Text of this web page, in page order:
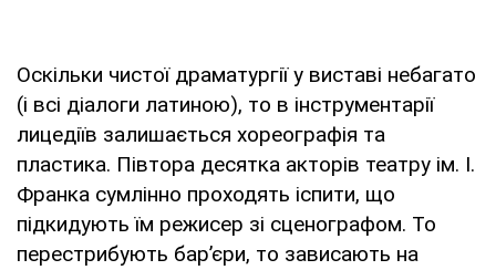
Оскільки чистої драматургії у виставі небагато
(і всі діалоги латиною), то в інструментарії
лицедіїв залишається хореографія та
пластика. Півтора десятка акторів театру ім. І.
Франка сумлінно проходять іспити, що
підкидують їм режисер зі сценографом. То
перестрибують бар’єри, то зависають на